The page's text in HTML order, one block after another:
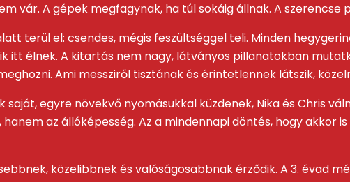
vár. A gépek megfagynak, ha túl sokáig állnak. A szerencse
terül el: csendes, mégis feszültséggel teli. Minden
itt élnek. A kitartás nem nagy, látványos pillanatokban
Ami messziről tisztának és érintetlennek látszik,
saját, egyre növekvő nyomásukkal küzdenek, Nika és Chris
az állóképesség. Az a mindennapi döntés, hogy akkor
közelibbnek és valóságosabbnak érződik. A 3. évad